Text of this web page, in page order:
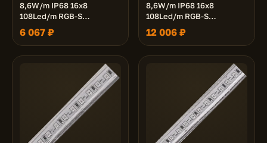
8,6W/m IP68 16x8
108Led/m RGB-S
сегментированная
разноцветная лента 50м.
6 067 ₽
8,6W/m IP68 16x8
108Led/m RGB-S
сегментированная
разноцветная лента 100м.
12 006 ₽